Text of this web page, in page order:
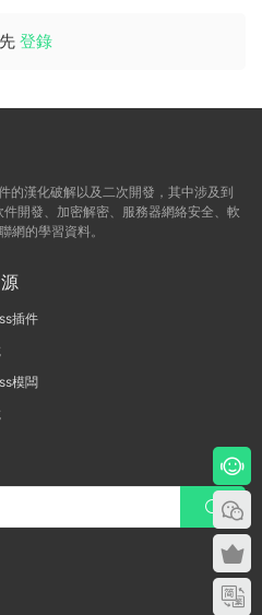
登錄
的漢化破解以及二次開發，其中涉及到
開發、加密解密、服務器網絡安全、軟
網的學習資料。
插件
模闆